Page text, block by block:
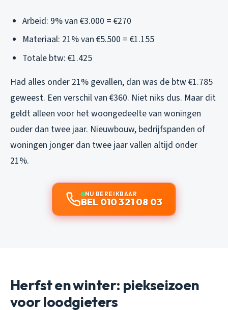
Arbeid: 9% van €3.000 = €270
Materiaal: 21% van €5.500 = €1.155
Totale btw: €1.425
Had alles onder 21% gevallen, dan was de btw €1.785
geweest. Een verschil van €360. Niet niks dus. Maar dit
geldt alleen voor het woongedeelte van woningen
ouder dan twee jaar. Nieuwbouw, bedrijfspanden of
woningen jonger dan twee jaar vallen altijd onder
21%.
NU BEREIKBAAR
BEL 010 321 08 03
Herfst en winter: piekseizoen
voor loodgieters